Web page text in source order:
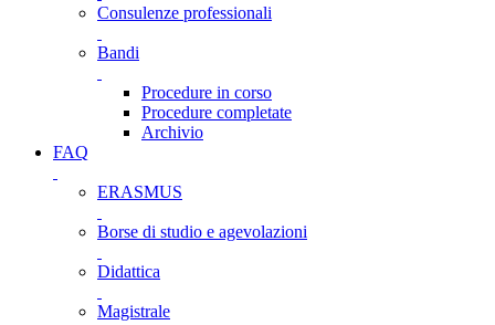
Consulenze professionali
Bandi
Procedure in corso
Procedure completate
Archivio
FAQ
ERASMUS
Borse di studio e agevolazioni
Didattica
Magistrale